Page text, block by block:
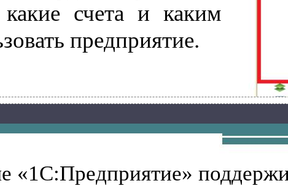
счета и каким
предприятие.
«1С:Предприятие»